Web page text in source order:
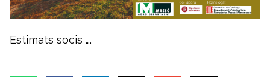
Estimats socis ….